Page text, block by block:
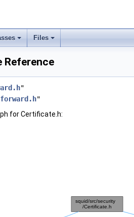
Files
Reference
"
"
for Certificate.h: